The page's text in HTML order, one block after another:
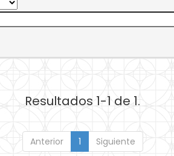
Resultados 1-1 de 1.
Anterior 1 Siguiente